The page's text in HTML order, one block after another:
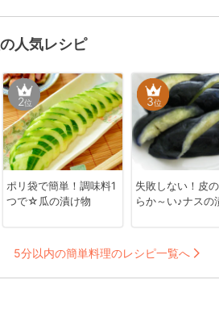
人気レシピ
2位
ポリ袋で簡単！調味料1
つで☆瓜の漬け物
3位
失敗しない！皮
らか～い♪ナスの
5分以内の簡単料理のレシピ一覧へ